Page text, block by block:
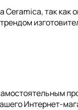
так как
Интернет-